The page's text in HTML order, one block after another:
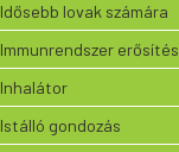
Idősebb lovak számára
Immunrendszer erősítés
Inhalátor
Istálló gondozás